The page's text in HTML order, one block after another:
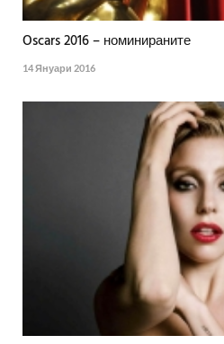
Oscars 2016 – номинираните
14 Януари 2016